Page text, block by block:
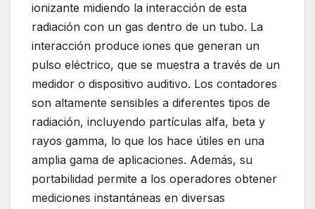
ionizante midiendo la interacción de esta
radiación con un gas dentro de un tubo. La
interacción produce iones que generan un
pulso eléctrico, que se muestra a través de un
medidor o dispositivo auditivo. Los contadores
son altamente sensibles a diferentes tipos de
radiación, incluyendo partículas alfa, beta y
rayos gamma, lo que los hace útiles en una
amplia gama de aplicaciones. Además, su
portabilidad permite a los operadores obtener
mediciones instantáneas en diversas